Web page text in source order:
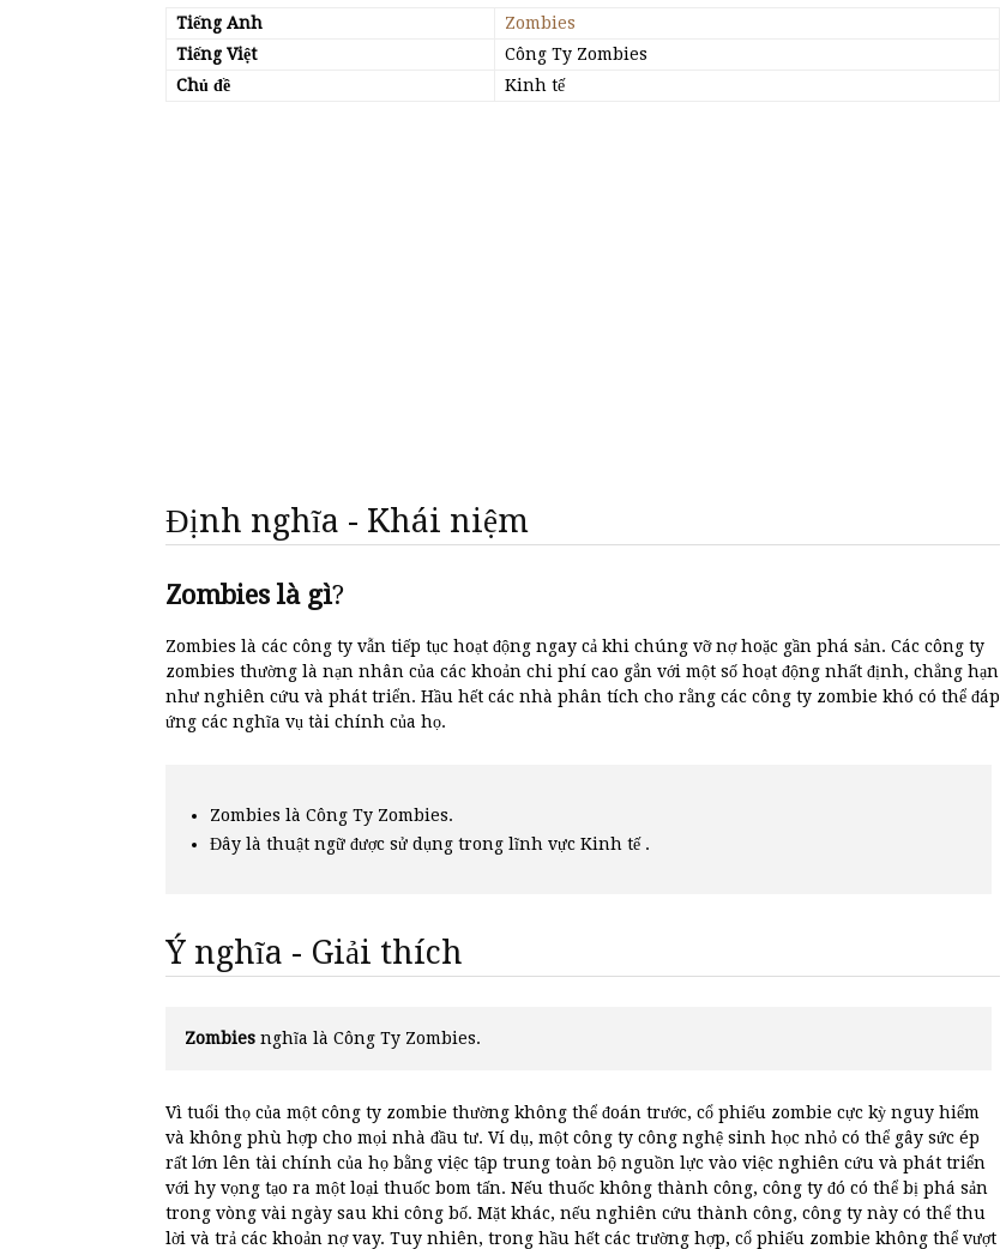
Tiếng Anh
Zombies
Tiếng Việt
Công Ty Zombies
Chủ đề
Kinh tế
Định nghĩa - Khái niệm
Zombies là gì?
Zombies là các công ty vẫn tiếp tục hoạt động ngay cả khi chúng vỡ nợ hoặc gần phá sản. Các công ty
zombies thường là nạn nhân của các khoản chi phí cao gắn với một số hoạt động nhất định, chẳng hạn
như nghiên cứu và phát triển. Hầu hết các nhà phân tích cho rằng các công ty zombie khó có thể đáp
ứng các nghĩa vụ tài chính của họ.
Zombies là Công Ty Zombies.
Đây là thuật ngữ được sử dụng trong lĩnh vực Kinh tế .
Ý nghĩa - Giải thích
Zombies nghĩa là Công Ty Zombies.
Vì tuổi thọ của một công ty zombie thường không thể đoán trước, cổ phiếu zombie cực kỳ nguy hiểm
và không phù hợp cho mọi nhà đầu tư. Ví dụ, một công ty công nghệ sinh học nhỏ có thể gây sức ép
rất lớn lên tài chính của họ bằng việc tập trung toàn bộ nguồn lực vào việc nghiên cứu và phát triển
với hy vọng tạo ra một loại thuốc bom tấn. Nếu thuốc không thành công, công ty đó có thể bị phá sản
trong vòng vài ngày sau khi công bố. Mặt khác, nếu nghiên cứu thành công, công ty này có thể thu
lời và trả các khoản nợ vay. Tuy nhiên, trong hầu hết các trường hợp, cổ phiếu zombie không thể vượt